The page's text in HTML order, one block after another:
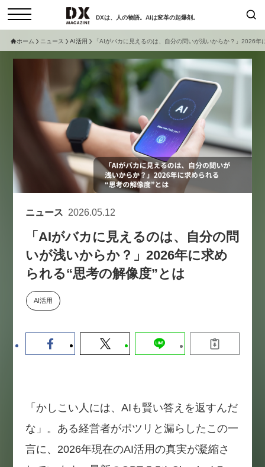
DXは、人の物語。AIは変革の起爆剤。
インタビュー
ニュース
サービスメニュー 日本オムニチャネル協会
トップページ
特集
動画
サイトマップ
お問い合わせ
個人情報保護法について
採用情報
検索
現在開催予定のセミナー
非公開: 【8/6開催】AIエージェン
ト時代、日本企業は何から始める
新潮流から学ぶ〜
セミナー
【8/12開催】「イノベーションを
数値化する」～投資される事業の
ホーム ニュース AI活用 「AIがバカに見えるのは、自分の問いが浅いからか？」2026年
ニュース 2026.05.12
「AIがバカに見えるのは、自分の問
いが浅いからか？」2026年に求め
られる“思考の解像度”とは
AI活用
「かしこい人には、AIも賢い答えを返すんだ
な」。ある経営者がポツリと漏らしたこの一
言に、2026年現在のAI活用の真実が凝縮さ